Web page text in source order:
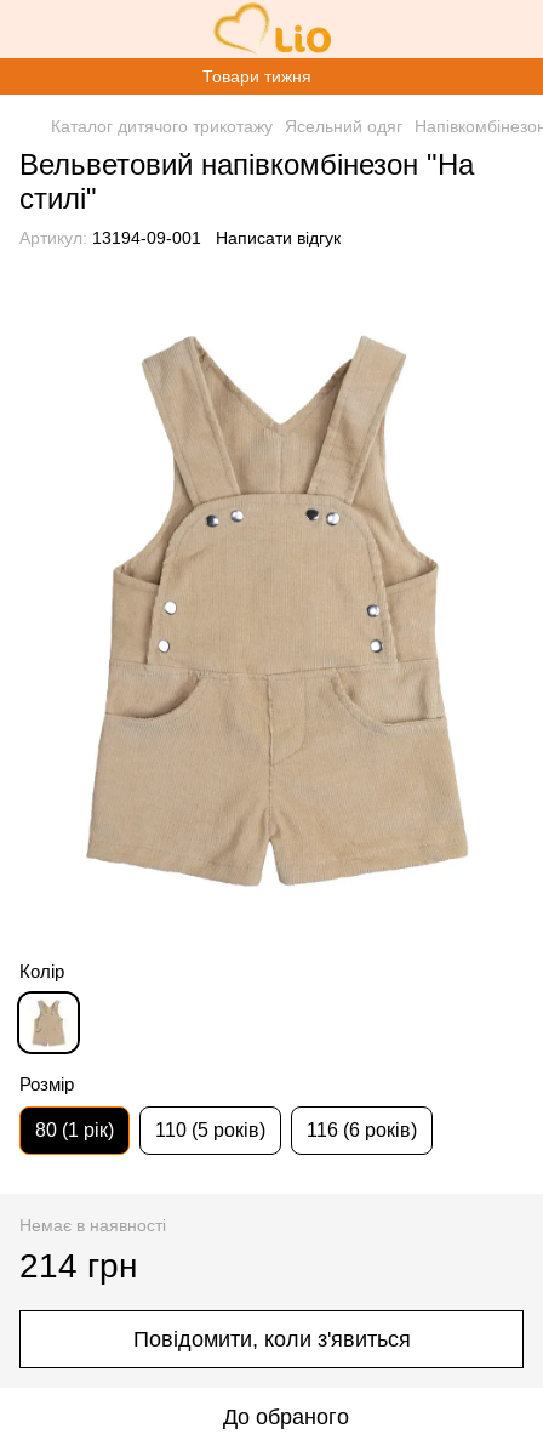
Товари тижня
Каталог дитячого трикотажу Ясельний одяг
Вельветовий напівкомбінезон "На
стилі"
Артикул: 13194-09-001 Написати відгук
Колір
Розмір
80 (1 рік) 110 (5 років) 116 (6 років)
Немає в наявності
214 грн
Повідомити, коли з'явиться
До обраного